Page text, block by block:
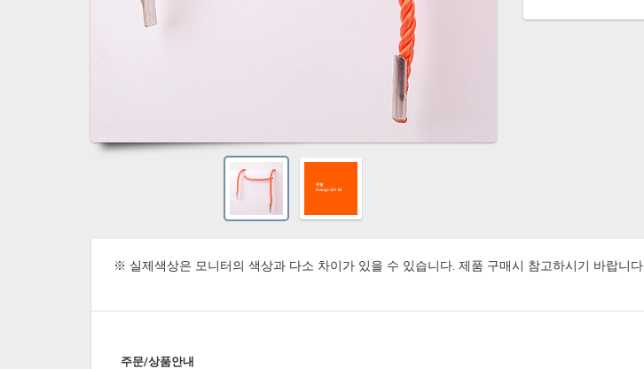
※ 실제색상은 모니터의 색상과 다소 차이가 있을 수 있습니다. 제품 구매시 참고하시기 바랍니다.
주문/상품안내